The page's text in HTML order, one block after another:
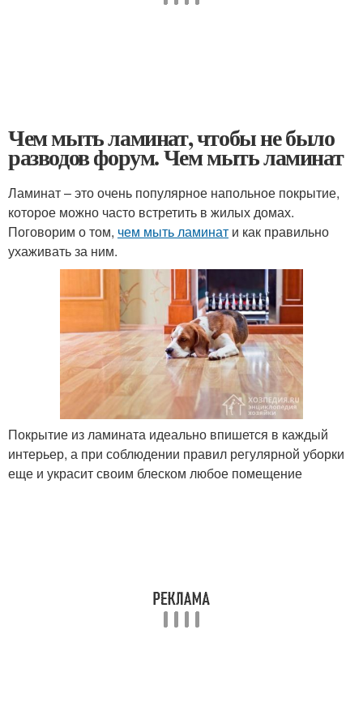
Чем мыть ламинат, чтобы не было
разводов форум. Чем мыть ламинат
Ламинат – это очень популярное напольное покрытие,
которое можно часто встретить в жилых домах.
Поговорим о том, чем мыть ламинат и как правильно
ухаживать за ним.
Покрытие из ламината идеально впишется в каждый
интерьер, а при соблюдении правил регулярной уборки
еще и украсит своим блеском любое помещение